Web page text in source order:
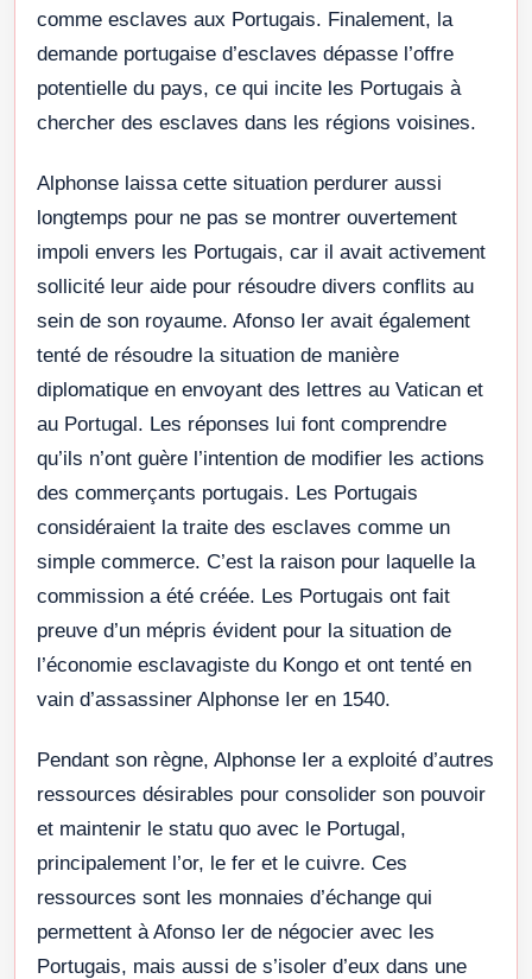
comme esclaves aux Portugais. Finalement, la
demande portugaise d’esclaves dépasse l’offre
potentielle du pays, ce qui incite les Portugais à
chercher des esclaves dans les régions voisines.
Alphonse laissa cette situation perdurer aussi
longtemps pour ne pas se montrer ouvertement
impoli envers les Portugais, car il avait activement
sollicité leur aide pour résoudre divers conflits au
sein de son royaume. Afonso Ier avait également
tenté de résoudre la situation de manière
diplomatique en envoyant des lettres au Vatican et
au Portugal. Les réponses lui font comprendre
qu’ils n’ont guère l’intention de modifier les actions
des commerçants portugais. Les Portugais
considéraient la traite des esclaves comme un
simple commerce. C’est la raison pour laquelle la
commission a été créée. Les Portugais ont fait
preuve d’un mépris évident pour la situation de
l’économie esclavagiste du Kongo et ont tenté en
vain d’assassiner Alphonse Ier en 1540.
Pendant son règne, Alphonse Ier a exploité d’autres
ressources désirables pour consolider son pouvoir
et maintenir le statu quo avec le Portugal,
principalement l’or, le fer et le cuivre. Ces
ressources sont les monnaies d’échange qui
permettent à Afonso Ier de négocier avec les
Portugais, mais aussi de s’isoler d’eux dans une